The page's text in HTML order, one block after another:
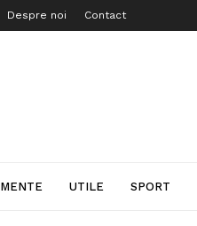
Despre noi Contact
UTILE SPORT